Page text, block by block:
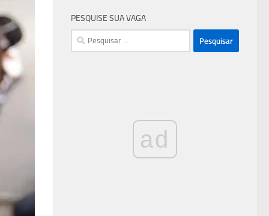
PESQUISE SUA VAGA
Pesquisar
por:
ad